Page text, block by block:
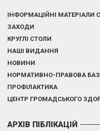
ІНФОРМАЦІЙНІ МАТЕРІАЛИ
ЗАХОДИ
КРУГЛІ СТОЛИ
НАШІ ВИДАННЯ
НОВИНИ
НОРМАТИВНО-ПРАВОВА БАЗА
ПРОФІЛАКТИКА
ЦЕНТР ГРОМАДСЬКОГО
АРХІВ ПІБЛІКАЦІЙ